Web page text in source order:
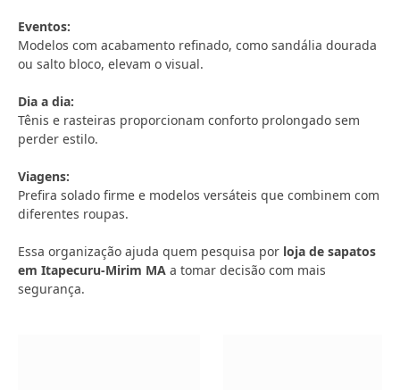
Eventos:
Modelos com acabamento refinado, como sandália dourada
ou salto bloco, elevam o visual.
Dia a dia:
Tênis e rasteiras proporcionam conforto prolongado sem
perder estilo.
Viagens:
Prefira solado firme e modelos versáteis que combinem com
diferentes roupas.
Essa organização ajuda quem pesquisa por loja de sapatos
em Itapecuru-Mirim MA a tomar decisão com mais
segurança.